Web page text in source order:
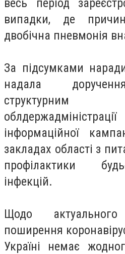
весь період
випадки, де
двобічна пневмонія
За підсумками
надала
структурним
інформаційної
закладах області з
профілактики
інфекцій.
Щодо
поширення
Україні немає